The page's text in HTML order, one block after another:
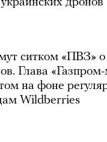
дронов
ситком «ПВЗ» о
Глава
на фоне
Wildberries